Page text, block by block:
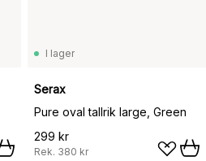
I lager
Serax
Pure oval tallrik large, Green
299 kr
Rek. 380 kr